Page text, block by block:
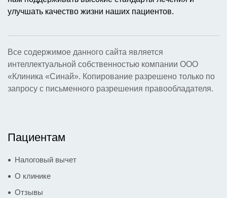
улучшать качество жизни наших пациентов.
Все содержимое данного сайта является
интеллектуальной собственностью компании ООО
«Клиника «Синай». Копирование разрешено только по
запросу с письменного разрешения правообладателя.
Пациентам
Налоговый вычет
О клинике
Отзывы